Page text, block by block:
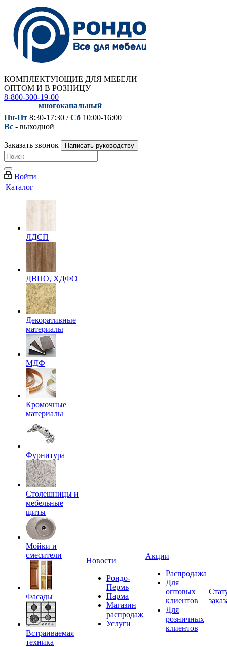
КОМПЛЕКТУЮЩИЕ ДЛЯ МЕБЕЛИ
ОПТОМ И В РОЗНИЦУ
8-800-300-19-00
многоканальный
Пн-Пт 8:30-17:30 /Сб 10:00-16:00
Вс - выходной
Заказать звонок Написать руководству
Войти
Каталог
ЛДСП
ДВПО, ХДФО
Декоративные
материалы
МДФ
Кромочные
материалы
Фурнитура
Столешницы и
мебельные
щиты
Мойки и
смесители
Фасады
Встраиваемая
техника
Новости
Рондо-
Пермь
Парма
Магазин
распродаж
Услуги
Акции
Распродажа
Для
оптовых
клиентов
Для
розничных
клиентов